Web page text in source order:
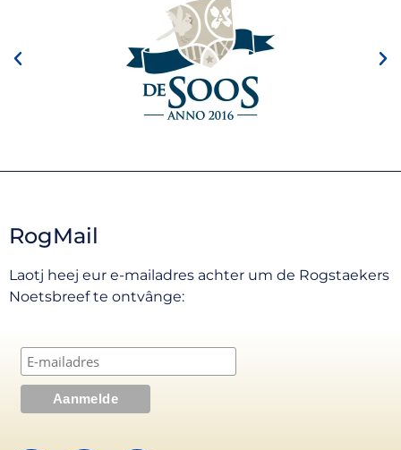
RogMail
Laotj heej eur e-mailadres achter um de Rogstaekers
Noetsbreef te ontvânge: